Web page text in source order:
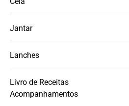
Jantar
Lanches
Livro de Receitas
Acompanhamentos